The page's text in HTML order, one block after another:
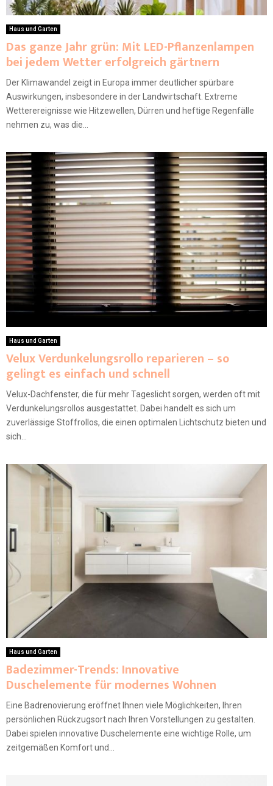
Haus und Garten
Das ganze Jahr grün: Mit LED-Pflanzenlampen
bei jedem Wetter erfolgreich gärtnern
Der Klimawandel zeigt in Europa immer deutlicher spürbare
Auswirkungen, insbesondere in der Landwirtschaft. Extreme
Wetterereignisse wie Hitzewellen, Dürren und heftige Regenfälle
nehmen zu, was die...
Haus und Garten
Velux Verdunkelungsrollo reparieren – so
gelingt es einfach und schnell
Velux-Dachfenster, die für mehr Tageslicht sorgen, werden oft mit
Verdunkelungsrollos ausgestattet. Dabei handelt es sich um
zuverlässige Stoffrollos, die einen optimalen Lichtschutz bieten und
sich...
Haus und Garten
Badezimmer-Trends: Innovative
Duschelemente für modernes Wohnen
Eine Badrenovierung eröffnet Ihnen viele Möglichkeiten, Ihren
persönlichen Rückzugsort nach Ihren Vorstellungen zu gestalten.
Dabei spielen innovative Duschelemente eine wichtige Rolle, um
zeitgemäßen Komfort und...